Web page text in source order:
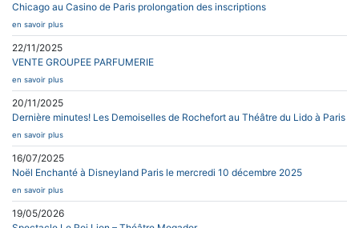
Chicago au Casino de Paris prolongation des inscriptions
en savoir plus
22/11/2025
VENTE GROUPEE PARFUMERIE
en savoir plus
20/11/2025
Dernière minutes! Les Demoiselles de Rochefort au Théâtre du Lido à Paris
en savoir plus
16/07/2025
Noël Enchanté à Disneyland Paris le mercredi 10 décembre 2025
en savoir plus
19/05/2026